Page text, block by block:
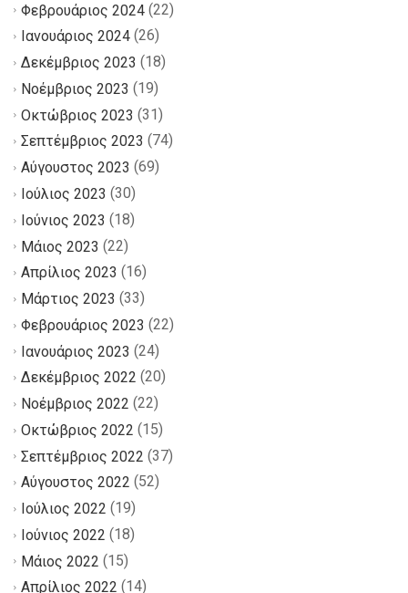
Φεβρουάριος 2024 (22)
Ιανουάριος 2024 (26)
Δεκέμβριος 2023 (18)
Νοέμβριος 2023 (19)
Οκτώβριος 2023 (31)
Σεπτέμβριος 2023 (74)
Αύγουστος 2023 (69)
Ιούλιος 2023 (30)
Ιούνιος 2023 (18)
Μάιος 2023 (22)
Απρίλιος 2023 (16)
Μάρτιος 2023 (33)
Φεβρουάριος 2023 (22)
Ιανουάριος 2023 (24)
Δεκέμβριος 2022 (20)
Νοέμβριος 2022 (22)
Οκτώβριος 2022 (15)
Σεπτέμβριος 2022 (37)
Αύγουστος 2022 (52)
Ιούλιος 2022 (19)
Ιούνιος 2022 (18)
Μάιος 2022 (15)
Απρίλιος 2022 (14)